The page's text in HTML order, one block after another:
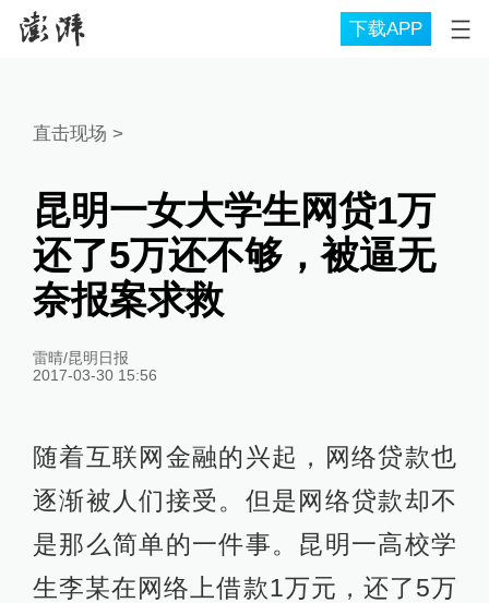
下载APP
直击现场 >
昆明一女大学生网贷1万
还了5万还不够，被逼无
奈报案求救
雷晴/昆明日报
2017-03-30 15:56
随着互联网金融的兴起，网络贷款也
逐渐被人们接受。但是网络贷款却不
是那么简单的一件事。昆明一高校学
生李某在网络上借款1万元，还了5万